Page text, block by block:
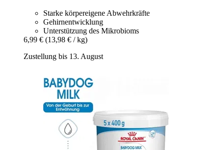
Starke körpereigene Abwehrkräfte
Gehirnentwicklung
Unterstützung des Mikrobioms
6,99 € (13,98 € / kg)
Zustellung bis 13. August